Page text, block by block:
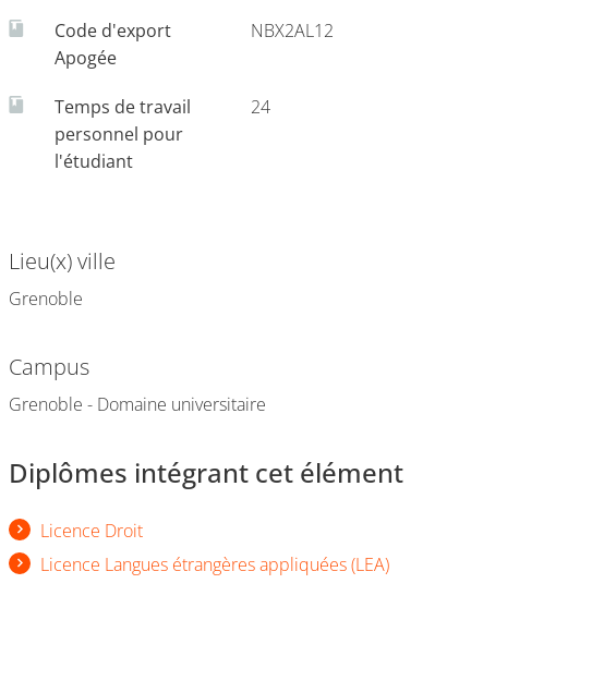
Code d'export
Apogée
NBX2AL12
Temps de travail
personnel pour
l'étudiant
24
Lieu(x) ville
Grenoble
Campus
Grenoble - Domaine universitaire
Diplômes intégrant cet élément
Licence Droit
Licence Langues étrangères appliquées (LEA)